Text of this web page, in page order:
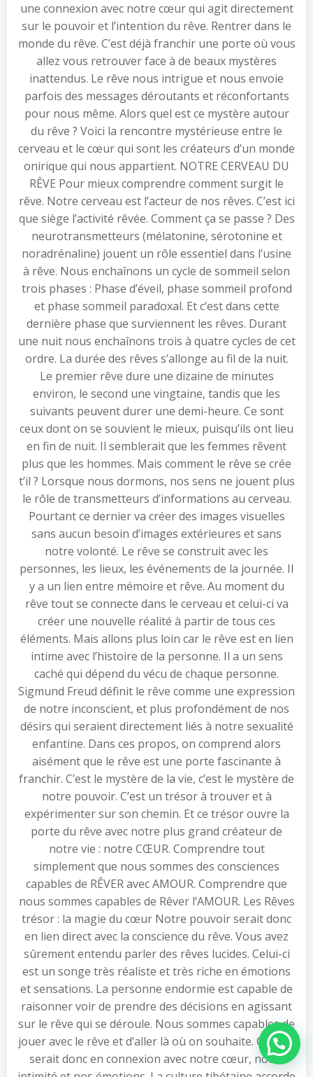
une connexion avec notre cœur qui agit directement
sur le pouvoir et l’intention du rêve. Rentrer dans le
monde du rêve. C’est déjà franchir une porte où vous
allez vous retrouver face à de beaux mystères
inattendus. Le rêve nous intrigue et nous envoie
parfois des messages déroutants et réconfortants
pour nous même. Alors quel est ce mystère autour
du rêve ? Voici la rencontre mystérieuse entre le
cerveau et le cœur qui sont les créateurs d’un monde
onirique qui nous appartient. NOTRE CERVEAU DU
RÊVE Pour mieux comprendre comment surgit le
rêve. Notre cerveau est l’acteur de nos rêves. C’est ici
que siège l’activité rêvée. Comment ça se passe ? Des
neurotransmetteurs (mélatonine, sérotonine et
noradrénaline) jouent un rôle essentiel dans l’usine
à rêve. Nous enchaînons un cycle de sommeil selon
trois phases : Phase d’éveil, phase sommeil profond
et phase sommeil paradoxal. Et c’est dans cette
dernière phase que surviennent les rêves. Durant
une nuit nous enchaînons trois à quatre cycles de cet
ordre. La durée des rêves s’allonge au fil de la nuit.
Le premier rêve dure une dizaine de minutes
environ, le second une vingtaine, tandis que les
suivants peuvent durer une demi-heure. Ce sont
ceux dont on se souvient le mieux, puisqu’ils ont lieu
en fin de nuit. Il semblerait que les femmes rêvent
plus que les hommes. Mais comment le rêve se crée
t’il ? Lorsque nous dormons, nos sens ne jouent plus
le rôle de transmetteurs d’informations au cerveau.
Pourtant ce dernier va créer des images visuelles
sans aucun besoin d’images extérieures et sans
notre volonté. Le rêve se construit avec les
personnes, les lieux, les événements de la journée. Il
y a un lien entre mémoire et rêve. Au moment du
rêve tout se connecte dans le cerveau et celui-ci va
créer une nouvelle réalité à partir de tous ces
éléments. Mais allons plus loin car le rêve est en lien
intime avec l’histoire de la personne. Il a un sens
caché qui dépend du vécu de chaque personne.
Sigmund Freud définit le rêve comme une expression
de notre inconscient, et plus profondément de nos
désirs qui seraient directement liés à notre sexualité
enfantine. Dans ces propos, on comprend alors
aisément que le rêve est une porte fascinante à
franchir. C’est le mystère de la vie, c’est le mystère de
notre pouvoir. C’est un trésor à trouver et à
expérimenter sur son chemin. Et ce trésor ouvre la
porte du rêve avec notre plus grand créateur de
notre vie : notre CŒUR. Comprendre tout
simplement que nous sommes des consciences
capables de RÊVER avec AMOUR. Comprendre que
nous sommes capables de Rêver l’AMOUR. Les Rêves
trésor : la magie du cœur Notre pouvoir serait donc
en lien direct avec la conscience du rêve. Vous avez
sûrement entendu parler des rêves lucides. Celui-ci
est un songe très réaliste et très riche en émotions
et sensations. La personne endormie est capable de
raisonner voir de prendre des décisions en agissant
sur le rêve qui se déroule. Nous sommes capables de
jouer avec le rêve et d’aller là où on souhaite. Ce rêve
serait donc en connexion avec notre cœur, notre
Besoin d'aide ?